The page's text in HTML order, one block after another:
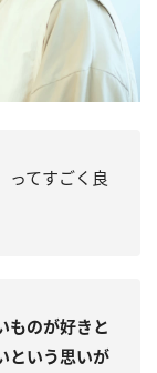
ってすごく良
ものが好きと
という思いが